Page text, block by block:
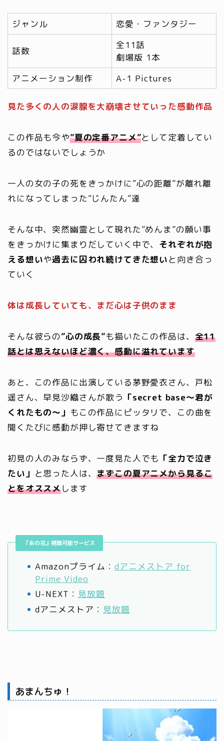
ジャンル 恋愛・ファンタジー
話数
全11話
劇場版 1本
アニメーション制作
A-1 Pictures
見た多くの人の涙腺を大崩壊させていった感動作品
この作品も今や”夏の定番アニメ”として定着してい
るのではないでしょうか
一人の女の子の死をきっかけに”心の距離”が離れ離
れになってしまった”じんたん”達
そんな中、突然幽霊として現れた”めんま”の願い事
をきっかけに集まりだしていく中で、 それぞれが抱
える想いや過去に囚われ続けてきた想いと向き合っ
ていく
体は成長していても、まだ心は子供のまま
そんな彼らの”心の成長”も描いたこの作品は、 全11
話とは思えないほど濃く、感動に溢れています
あと、この作品に出演している茅野愛衣さん、戸松
遥さん、早見沙織さんが歌う 「secret base～君が
くれたもの～」 もこの作品にピッタリで、この曲を
聞くたびに感動が押し寄せてきますね
初見の人のみならず、一度見た人でも 「全力で泣き
たい」 と思った人は、まずこの夏アニメから見るこ
とをオススメします
『あの花』視聴可能サービス
Amazonプライム： dアニメストア for
Prime Video
U-NEXT： 見放題
dアニメストア： 見放題
あまんちゅ！